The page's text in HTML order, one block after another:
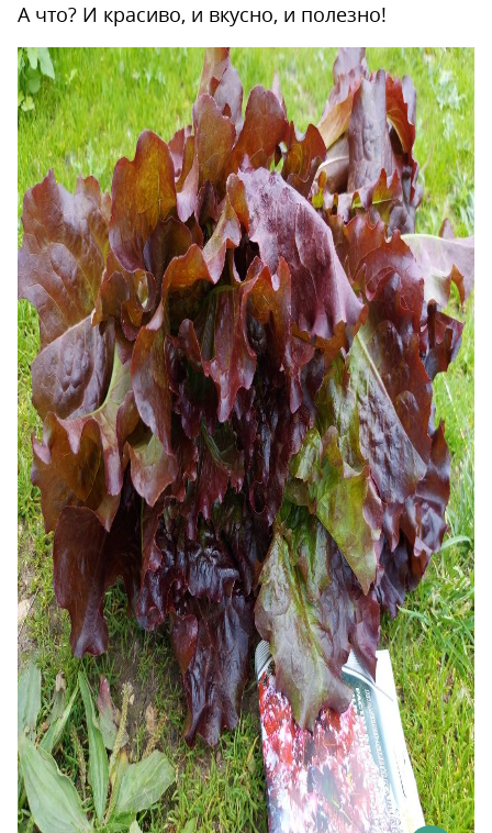
А что? И красиво, и вкусно, и полезно!